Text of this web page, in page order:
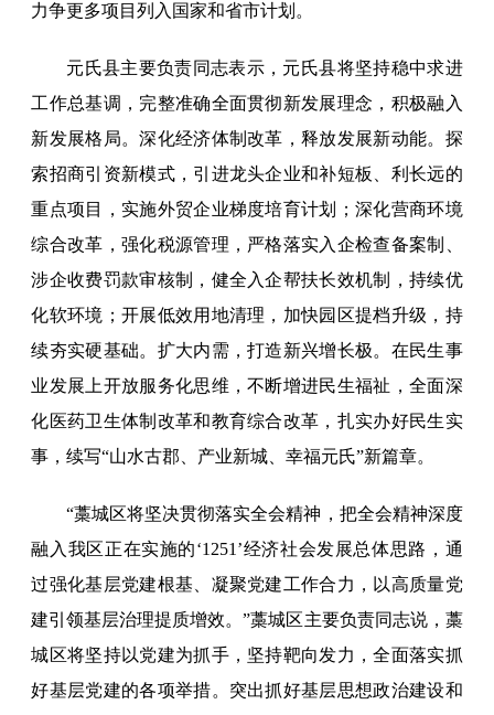
力争更多项目列入国家和省市计划。
元氏县主要负责同志表示，元氏县将坚持稳中求进
工作总基调，完整准确全面贯彻新发展理念，积极融入
新发展格局。深化经济体制改革，释放发展新动能。探
索招商引资新模式，引进龙头企业和补短板、利长远的
重点项目，实施外贸企业梯度培育计划；深化营商环境
综合改革，强化税源管理，严格落实入企检查备案制、
涉企收费罚款审核制，健全入企帮扶长效机制，持续优
化软环境；开展低效用地清理，加快园区提档升级，持
续夯实硬基础。扩大内需，打造新兴增长极。在民生事
业发展上开放服务化思维，不断增进民生福祉，全面深
化医药卫生体制改革和教育综合改革，扎实办好民生实
事，续写“山水古郡、产业新城、幸福元氏”新篇章。
“藁城区将坚决贯彻落实全会精神，把全会精神深度
融入我区正在实施的‘1251’经济社会发展总体思路，通
过强化基层党建根基、凝聚党建工作合力，以高质量党
建引领基层治理提质增效。”藁城区主要负责同志说，藁
城区将坚持以党建为抓手，坚持靶向发力，全面落实抓
好基层党建的各项举措。突出抓好基层思想政治建设和